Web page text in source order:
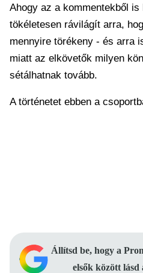
Ahogy az a kommentekből
tökéletesen rávilágít arra,
mennyire törékeny - és arra
miatt az elkövetők milyen
sétálhatnak tovább.
A történetet ebben a
Állítsd be, hogy a
elsők között lásd